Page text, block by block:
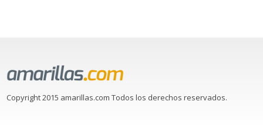
Copyright 2015 amarillas.com Todos los derechos reservados.